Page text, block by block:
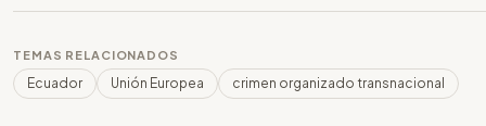
TEMAS RELACIONADOS
Ecuador Unión Europea crimen organizado transnacional